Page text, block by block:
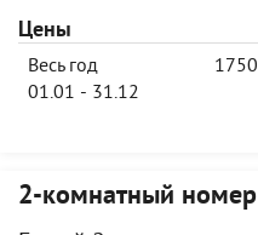
Цены
Весь год
01.01 - 31.12
2-комнатный